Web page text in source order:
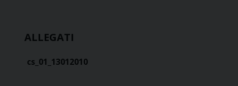
ALLEGATI
cs_01_13012010